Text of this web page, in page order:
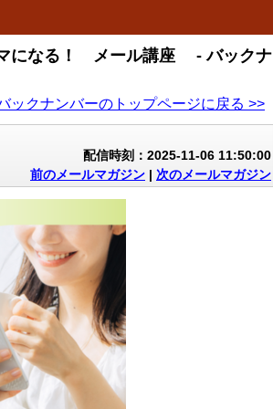
マになる！ メール講座 - バックナ
ックナンバーのトップページに戻る >>
配信時刻：2025-11-06 11:50:00
前のメールマガジン | 次のメールマガジン